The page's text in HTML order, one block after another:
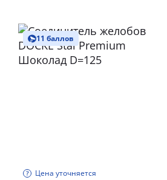
11 баллов
Цена уточняется